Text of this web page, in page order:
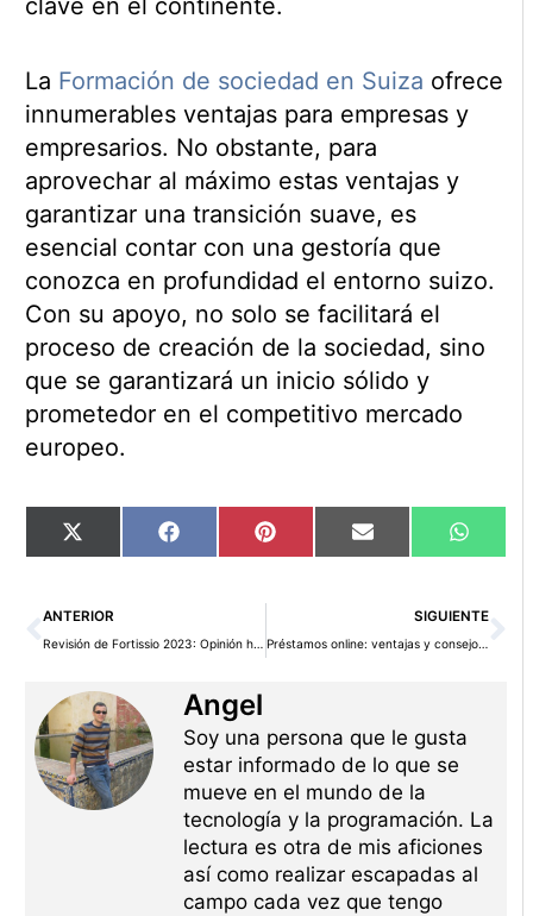
clave en el continente.
La Formación de sociedad en Suiza ofrece
innumerables ventajas para empresas y
empresarios. No obstante, para
aprovechar al máximo estas ventajas y
garantizar una transición suave, es
esencial contar con una gestoría que
conozca en profundidad el entorno suizo.
Con su apoyo, no solo se facilitará el
proceso de creación de la sociedad, sino
que se garantizará un inicio sólido y
prometedor en el competitivo mercado
europeo.
Compartir
en
X
(Twitter)
Compartir
en
Facebook Compartir
en
Pinterest Compartir
en
Email
en
Ant
ANTERIOR
Revisión de Fortissio 2023: Opinión honesta sobre el CFD bróker
SIGUIENTE
Préstamos online: ventajas y consejos para elegir el más adecuado
Angel
Soy una persona que le gusta
estar informado de lo que se
mueve en el mundo de la
tecnología y la programación. La
lectura es otra de mis aficiones
así como realizar escapadas al
campo cada vez que tengo